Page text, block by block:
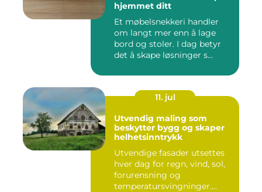
hjemmet ditt
Et møbelsnekkeri handler
om langt mer enn å lage
bord og stoler. I dag betyr
det å skape løsninger s...
11. jul
Utvendig maling som
beskytter bygg og skaper
helhetsinntrykk
Utvendige fasader utsettes
hver dag for regn, vind, sol,
forurensning og
temperatursvingninger.